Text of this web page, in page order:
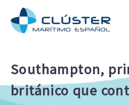
Southampton,
británico que